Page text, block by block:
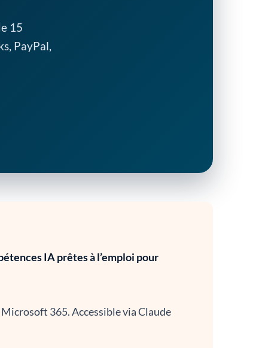
15
PayPal,
IA prêtes à l’emploi pour
365. Accessible via Claude